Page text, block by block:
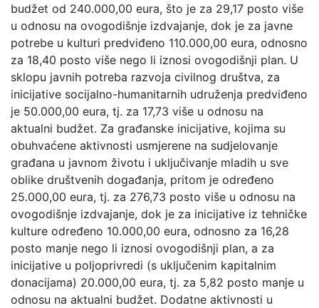
budžet od 240.000,00 eura, što je za 29,17 posto više
u odnosu na ovogodišnje izdvajanje, dok je za javne
potrebe u kulturi predviđeno 110.000,00 eura, odnosno
za 18,40 posto više nego li iznosi ovogodišnji plan. U
sklopu javnih potreba razvoja civilnog društva, za
inicijative socijalno-humanitarnih udruženja predviđeno
je 50.000,00 eura, tj. za 17,73 više u odnosu na
aktualni budžet. Za građanske inicijative, kojima su
obuhvaćene aktivnosti usmjerene na sudjelovanje
građana u javnom životu i uključivanje mladih u sve
oblike društvenih događanja, pritom je određeno
25.000,00 eura, tj. za 276,73 posto više u odnosu na
ovogodišnje izdvajanje, dok je za inicijative iz tehničke
kulture određeno 10.000,00 eura, odnosno za 16,28
posto manje nego li iznosi ovogodišnji plan, a za
inicijative u poljoprivredi (s uključenim kapitalnim
donacijama) 20.000,00 eura, tj. za 5,82 posto manje u
odnosu na aktualni budžet. Dodatne aktivnosti u